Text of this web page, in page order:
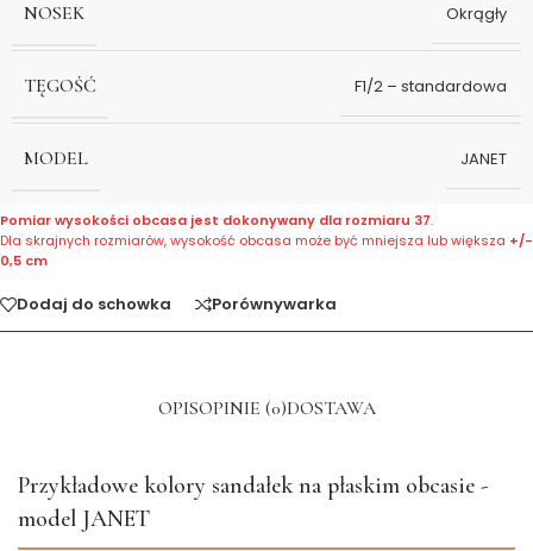
NOSEK Okrągły
TĘGOŚĆ F1/2 – standardowa
MODEL JANET
Pomiar wysokości obcasa jest dokonywany dla rozmiaru 37.
Dla skrajnych rozmiarów, wysokość obcasa może być mniejsza lub większa +/-
0,5 cm
Dodaj do schowka Porównywarka
OPISOPINIE (0)DOSTAWA
Przykładowe kolory sandałek na płaskim obcasie -
model JANET